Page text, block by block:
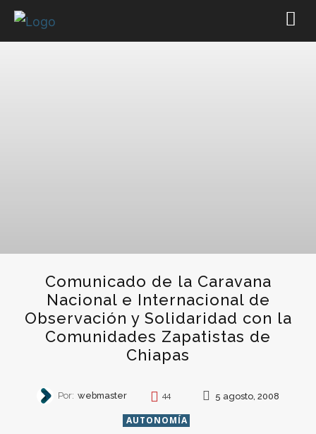
Comunicado de la Caravana
Nacional e Internacional de
Observación y Solidaridad con la
Comunidades Zapatistas de
Chiapas
Por: webmaster 44 5 agosto, 2008
AUTONOMÍA